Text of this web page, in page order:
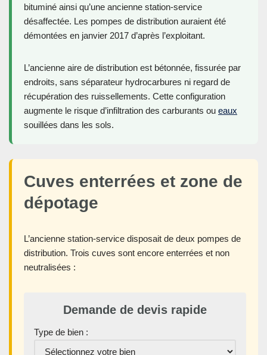
bituminé ainsi qu’une ancienne station-service
désaffectée. Les pompes de distribution auraient été
démontées en janvier 2017 d’après l’exploitant.
L’ancienne aire de distribution est bétonnée, fissurée par
endroits, sans séparateur hydrocarbures ni regard de
récupération des ruissellements. Cette configuration
augmente le risque d’infiltration des carburants ou eaux
souillées dans les sols.
Cuves enterrées et zone de
dépotage
L’ancienne station-service disposait de deux pompes de
distribution. Trois cuves sont encore enterrées et non
neutralisées :
Demande de devis rapide
Type de bien :